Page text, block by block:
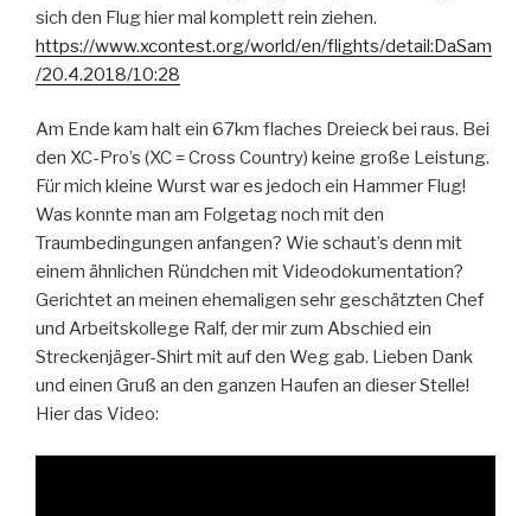
sich den Flug hier mal komplett rein ziehen.
https://www.xcontest.org/world/en/flights/detail:DaSam
/20.4.2018/10:28
Am Ende kam halt ein 67km flaches Dreieck bei raus. Bei
den XC-Pro’s (XC = Cross Country) keine große Leistung.
Für mich kleine Wurst war es jedoch ein Hammer Flug!
Was konnte man am Folgetag noch mit den
Traumbedingungen anfangen? Wie schaut’s denn mit
einem ähnlichen Ründchen mit Videodokumentation?
Gerichtet an meinen ehemaligen sehr geschätzten Chef
und Arbeitskollege Ralf, der mir zum Abschied ein
Streckenjäger-Shirt mit auf den Weg gab. Lieben Dank
und einen Gruß an den ganzen Haufen an dieser Stelle!
Hier das Video: